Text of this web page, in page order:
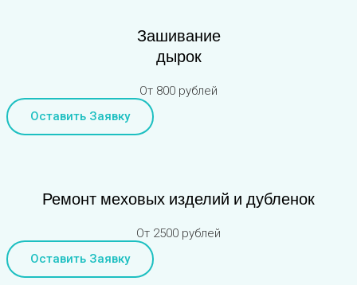
Зашивание
дырок
От 800 рублей
Оставить Заявку
Ремонт меховых изделий и дубленок
От 2500 рублей
Оставить Заявку